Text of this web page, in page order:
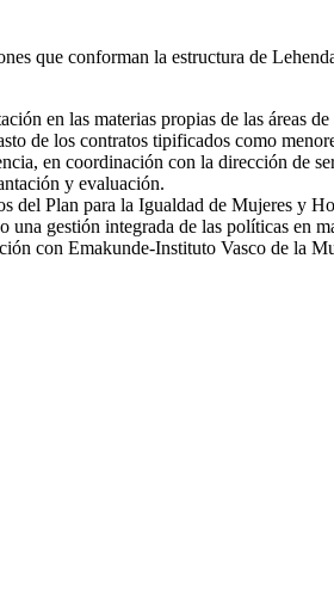
que conforman la estructura de
en las materias propias de las áreas
de los contratos tipificados como
en coordinación con la dirección de
y evaluación.
del Plan para la Igualdad de Mujeres y
una gestión integrada de las políticas en
con Emakunde-Instituto Vasco de la